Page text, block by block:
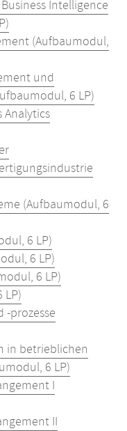
Intelligence
(Aufbaumodul,
und
6 LP)
Analytics
(Aufbaumodul, 6
6 LP)
6 LP)
6 LP)
LP)
-prozesse
in betrieblichen
6 LP)
I
II